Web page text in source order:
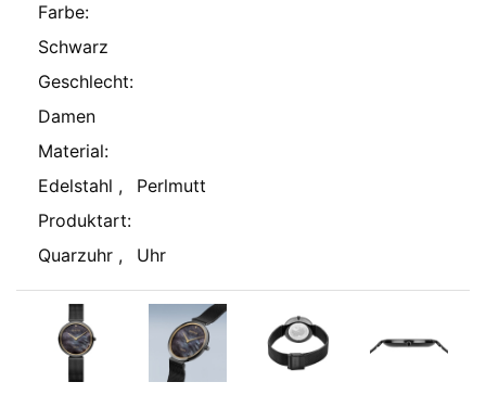
Farbe:
Schwarz
Geschlecht:
Damen
Material:
Edelstahl ,
Perlmutt
Produktart:
Quarzuhr , Uhr